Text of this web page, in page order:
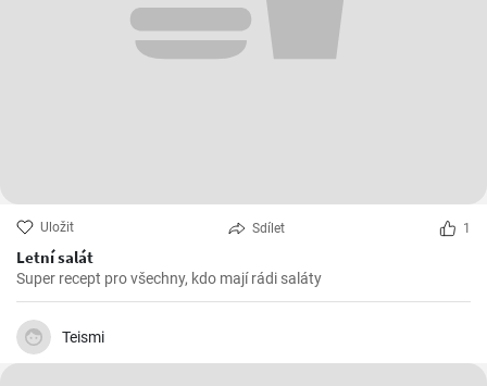
Uložit Sdílet 1
Letní salát
Super recept pro všechny, kdo mají rádi saláty
Teismi